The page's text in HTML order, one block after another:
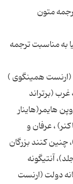
متون
به مناسبت ترجمه
(ارنست همینگوى )
(برتراند
هایمر(هاینار
، عرفان و
چنین کنند بزرگان
کاپى )، نمایشنامه هاى ساموئل بکت ( 2جلد)، آنتیگونه
دولت (ارنست